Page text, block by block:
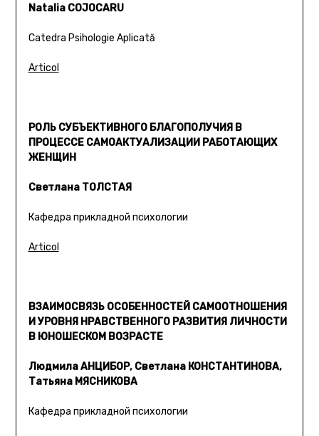
Natalia COJOCARU
Catedra Psihologie Aplicată
Articol
РОЛЬ СУБЪЕКТИВНОГО БЛАГОПОЛУЧИЯ В
ПРОЦЕССЕ САМОАКТУАЛИЗАЦИИ РАБОТАЮЩИХ
ЖЕНЩИН
Светлана ТОЛСТАЯ
Кафедра прикладной психологии
Articol
ВЗАИМОСВЯЗЬ ОСОБЕННОСТЕЙ САМООТНОШЕНИЯ
И УРОВНЯ НРАВСТВЕННОГО РАЗВИТИЯ ЛИЧНОСТИ
В ЮНОШЕСКОМ ВОЗРАСТЕ
Людмила АНЦИБОР, Светлана КОНСТАНТИНОВА,
Татьяна МЯСНИКОВА
Кафедра прикладной психологии